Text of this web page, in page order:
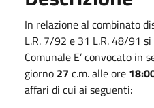
In relazione al combinato
L.R. 7/92 e 31 L.R. 48/91
Comunale E’ convocato in
giorno 27 c.m. alle ore
affari di cui ai seguenti: